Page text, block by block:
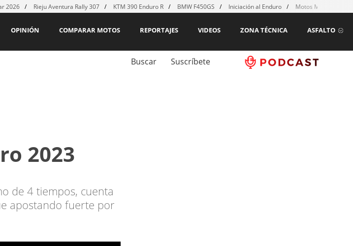
2026 Rieju Aventura Rally 307 KTM 390 Enduro R BMW F450GS Iniciación al Enduro Motos MX para
ASFALTO
ZONA TÉCNICA
VIDEOS
REPORTAJES
COMPARAR MOTOS
OPINIÓN
Buscar Suscríbete
2023
de 4 tiempos, cuenta
apostando fuerte por